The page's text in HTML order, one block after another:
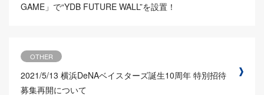
GAME」で“YDB FUTURE WALL”を設置！
OTHER
2021/5/13 横浜DeNAベイスターズ誕生10周年 特別招待
募集再開について